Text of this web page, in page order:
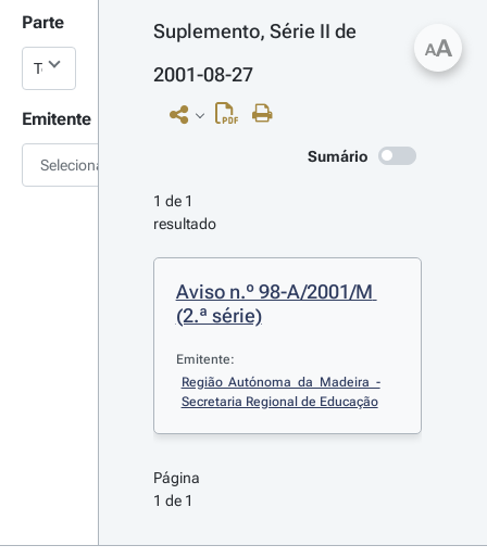
Parte
Emitente
Selecionar
Suplemento, Série II de
2001-08-27
Sumário
1 de 1
resultado
Aviso n.º 98-A/2001/M
(2.ª série)
Emitente:
Região Autónoma da Madeira -
Secretaria Regional de Educação
Página
1 de 1
AA